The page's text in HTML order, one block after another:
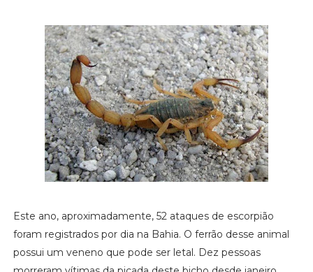
Este ano, aproximadamente, 52 ataques de escorpião
foram registrados por dia na Bahia. O ferrão desse animal
possui um veneno que pode ser letal. Dez pessoas